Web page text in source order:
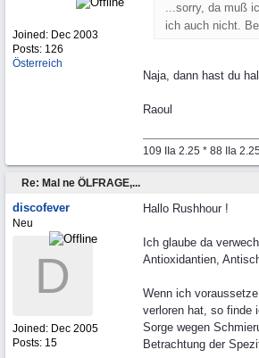
Joined: Dec 2003
Posts: 126
Österreich
...sorry, da muß
ich auch nicht.
Naja, dann hast du
Raoul
109 IIa 2.25 * 88 IIa
Re: Mal ne ÖLFRAGE,...
discofever
Neu
D
Joined: Dec 2005
Posts: 15
Hallo Rushhour !
Ich glaube da
Antioxidantien,
Wenn ich
verloren hat, so finde
Sorge wegen
Betrachtung der